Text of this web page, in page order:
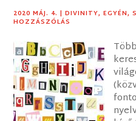
2020 MÁJ. 4. |DIVINITY,EGYÉN,
HOZZÁSZÓLÁS